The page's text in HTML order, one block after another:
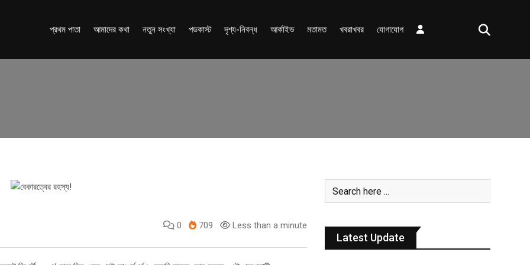
প্রথম পাতা আমাদের কথা নতুন সংখ্যা পডকাস্ট দৃশ্য-নিবন্ধ আর্কাইভ মতামত খবরাখবর যোগাযোগ
0 709 Less than a minute
Latest Update